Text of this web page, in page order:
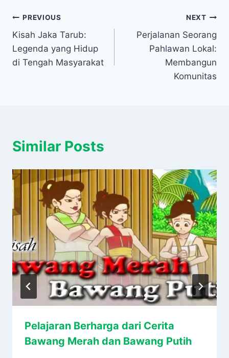
Navigasi
pos
PREVIOUS
Kisah Jaka Tarub:
Legenda yang Hidup
di Tengah Masyarakat
NEXT
Perjalanan Seorang
Pahlawan Lokal:
Membangun
Komunitas
Similar Posts
Pelajaran Berharga dari Cerita
Bawang Merah dan Bawang Putih